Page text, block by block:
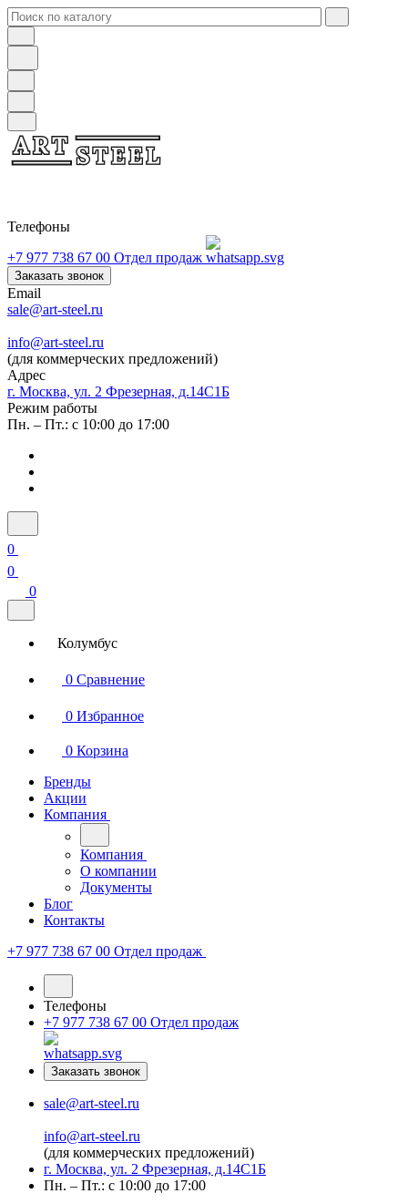
Телефоны
+7 977 738 67 00 Отдел продаж
Заказать звонок
Email
sale@art-steel.ru
info@art-steel.ru
(для коммерческих предложений)
Адрес
г. Москва, ул. 2 Фрезерная, д.14С1Б
Режим работы
Пн. – Пт.: с 10:00 до 17:00
0
0
0
Колумбус
0 Сравнение
0 Избранное
0 Корзина
Бренды
Акции
Компания
Компания
О компании
Документы
Блог
Контакты
+7 977 738 67 00 Отдел продаж
Телефоны
+7 977 738 67 00 Отдел продаж
Заказать звонок
sale@art-steel.ru
info@art-steel.ru
(для коммерческих предложений)
г. Москва, ул. 2 Фрезерная, д.14С1Б
Пн. – Пт.: с 10:00 до 17:00